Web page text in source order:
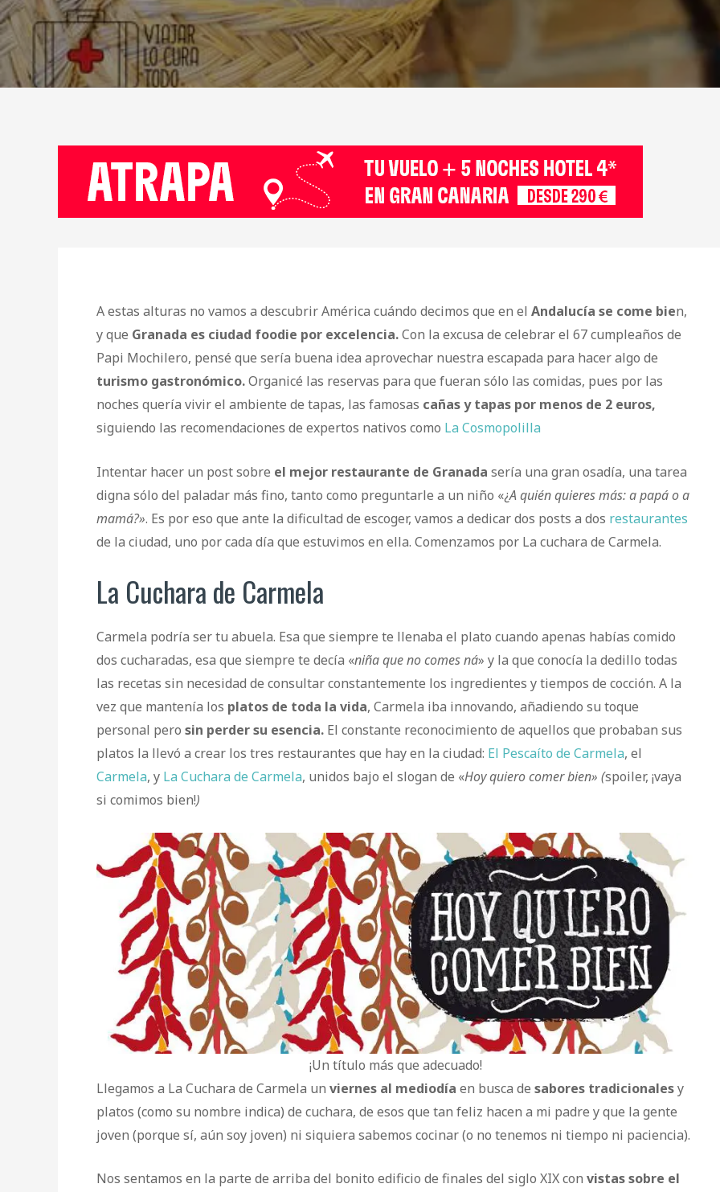
A estas alturas no vamos a descubrir América cuándo decimos que en el Andalucía se come bien,
y que Granada es ciudad foodie por excelencia.Con la excusa de celebrar el 67 cumpleaños de
Papi Mochilero, pensé que sería buena idea aprovechar nuestra escapada para hacer algo de
turismo gastronómico.Organicé las reservas para que fueran sólo las comidas, pues por las
noches quería vivir el ambiente de tapas, las famosas cañas y tapas por menos de 2 euros,
siguiendo las recomendaciones de expertos nativos como La Cosmopolilla
Intentar hacer un post sobre el mejor restaurante de Granada sería una gran osadía, una tarea
digna sólo del paladar más fino, tanto como preguntarle a un niño «¿A quién quieres más: a papá o a
mamá?». Es por eso que ante la dificultad de escoger, vamos a dedicar dos posts a dos restaurantes
de la ciudad, uno por cada día que estuvimos en ella. Comenzamos por La cuchara de Carmela.
La Cuchara de Carmela
Carmela podría ser tu abuela. Esa que siempre te llenaba el plato cuando apenas habías comido
dos cucharadas, esa que siempre te decía «niña que no comes ná» y la que conocía la dedillo todas
las recetas sin necesidad de consultar constantemente los ingredientes y tiempos de cocción. A la
vez que mantenía los platos de toda la vida, Carmela iba innovando, añadiendo su toque
personal pero sin perder su esencia. El constante reconocimiento de aquellos que probaban sus
platos la llevó a crear los tres restaurantes que hay en la ciudad: El Pescaíto de Carmela, el
Carmela, y La Cuchara de Carmela, unidos bajo el slogan de «Hoy quiero comer bien» (spoiler, ¡vaya
si comimos bien!)
¡Un título más que adecuado!
Llegamos a La Cuchara de Carmela un viernes al mediodía en busca de sabores tradicionalesy
platos (como su nombre indica) de cuchara, de esos que tan feliz hacen a mi padre y que la gente
joven (porque sí, aún soy joven) ni siquiera sabemos cocinar (o no tenemos ni tiempo ni paciencia).
Nos sentamos en la parte de arriba del bonito edificio de finales del siglo XIX con vistas sobre el